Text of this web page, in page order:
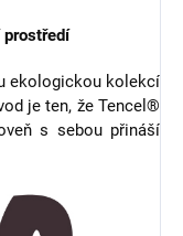
prostředí
ekologickou kolekcí
je ten, že Tencel®
s sebou přináší